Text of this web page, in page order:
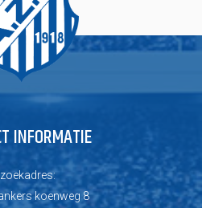
INFORMATIE
koenweg 8